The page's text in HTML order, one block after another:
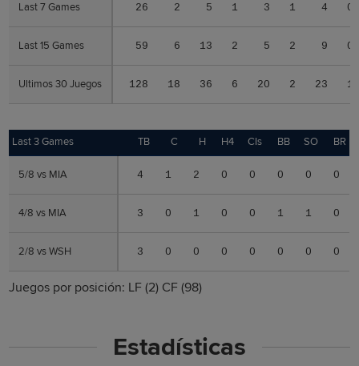
Last 7 Games 26 2 5 1 3 1 4 0
Last 15 Games 59 6 13 2 5 2 9 0
Ultimos 30 Juegos 128 18 36 6 20 2 23 1
Last 7 Games
Last 15 Games
Ultimos 30 Juegos
Last 3 Games TB C H H4 CIs BB SO BR
5/8 vs MIA 4 1 2 0 0 0 0 0
4/8 vs MIA 3 0 1 0 0 1 1 0
2/8 vs WSH 3 0 0 0 0 0 0 0
Last 3 Games
5/8 vs MIA
4/8 vs MIA
2/8 vs WSH
Juegos por posición: LF(2) CF(98)
Estadísticas